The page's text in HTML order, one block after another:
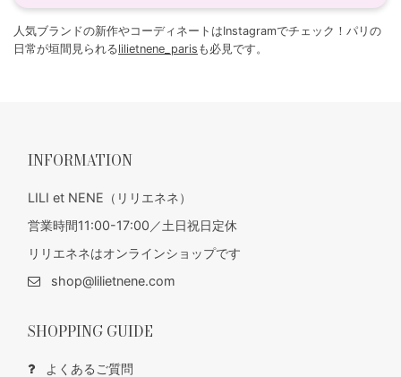
人気ブランドの新作やコーディネートはInstagramでチェック！パリの
日常が垣間見られるlilietnene_paris も必見です。
INFORMATION
LILI et NENE（リリエネネ）
営業時間11:00-17:00／土日祝日定休
リリエネネはオンラインショップです
shop@lilietnene.com
SHOPPING GUIDE
よくあるご質問